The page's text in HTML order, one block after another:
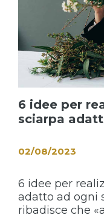
6 idee per
sciarpa
02/08/2023
6 idee per
adatto ad ogni
ribadisce che